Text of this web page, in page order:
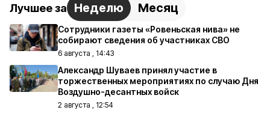
Лучшее за Неделю Месяц
Сотрудники газеты «Ровеньская нива» не
собирают сведения об участниках СВО
6 августа , 14:43
Александр Шуваев принял участие в
торжественных мероприятиях по случаю Дня
Воздушно-десантных войск
2 августа , 12:54